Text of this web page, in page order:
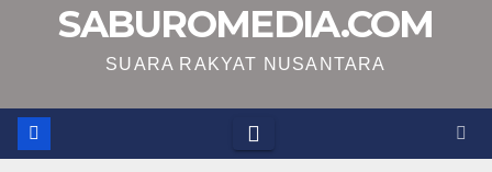
SABUROMEDIA.COM
SUARA RAKYAT NUSANTARA